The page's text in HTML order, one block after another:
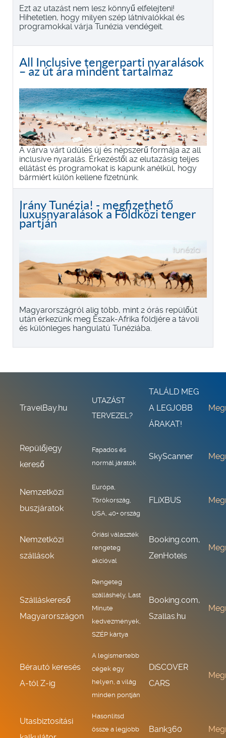
Ezt az utazást nem lesz könnyű elfelejteni!
Hihetetlen, hogy milyen szép látnivalókkal és
programokkal várja Tunézia vendégeit.
All Inclusive tengerparti nyaralások
– az út ára mindent tartalmaz
A várva várt üdülés új és népszerű formája az all
inclusive nyaralás. Érkezéstől az elutazásig teljes
ellátást és programokat is kapunk anélkül, hogy
bármiért külön kellene fizetnünk.
Irány Tunézia! - megfizethető
luxusnyaralások a Földközi tenger
partján
Magyarországról alig több, mint 2 órás repülőút
után érkezünk meg Észak-Afrika földjére a távoli
és különleges hangulatú Tunéziába.
TravelBay.hu
UTAZÁST
TERVEZEL?
TALÁLD MEG
A LEGJOBB
ÁRAKAT!
Repülőjegy
kereső
Fapados és
normál járatok
SkyScanner
Nemzetközi
buszjáratok
Európa,
Törökország,
USA, 40+ ország
FLiXBUS
Nemzetközi
szállások
Óriási választék
rengeteg
akcióval
Booking.com,
ZenHotels
Szálláskereső
Magyarországon
Rengeteg
szálláshely, Last
Minute
kedvezmények,
SZÉP kártya
Booking.com,
Szallas.hu
Bérautó keresés
A-tól Z-ig
A legismertebb
cégek egy
helyen, a világ
minden pontján
DiSCOVER
CARS
Utasbiztosítási
Hasonlítsd
össze a legjobb
Bank360